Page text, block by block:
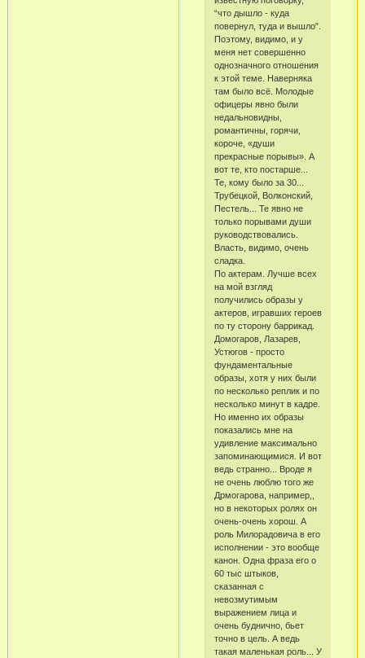
“что дышло - куда
повернул, туда и вышло”.
Поэтому, видимо, и у
меня нет совершенно
однозначного отношения
к этой теме. Наверняка
там было всё. Молодые
офицеры явно были
недальновидны,
романтичны, горячи,
короче, «души
прекрасные порывы». А
вот те, кто постарше...
Те, кому было за 30...
Трубецкой, Волконский,
Пестель... Те явно не
только порывами души
руководствовались.
Власть, видимо, очень
сладка.
По актерам. Лучше всех
на мой взгляд
получились образы у
актеров, игравших героев
по ту сторону баррикад.
Домогаров, Лазарев,
Устюгов - просто
фундаментальные
образы, хотя у них были
по несколько реплик и по
несколько минут в кадре.
Но именно их образы
показались мне на
удивление максимально
запоминающимися. И вот
ведь странно... Вроде я
не очень люблю того же
Дрмогарова, например,,
но в некоторых ролях он
очень-очень хорош. А
роль Милорадовича в его
исполнении - это вообще
канон. Одна фраза его о
60 тыс штыков,
сказанная с
невозмутимым
выражением лица и
очень буднично, бьет
точно в цель. А ведь
такая маленькая роль... У